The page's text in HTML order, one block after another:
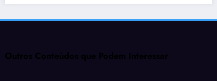
Outros Conteúdos que Podem Interessar